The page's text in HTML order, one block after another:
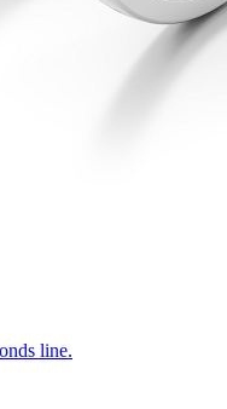
line.